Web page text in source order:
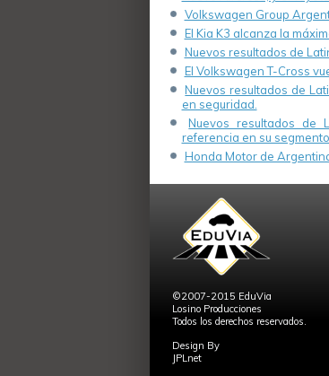
Volkswagen Group
El Kia K3 alcanza la
Nuevos resultados de
El Volkswagen T-Cross
Nuevos resultados de
en seguridad.
Nuevos resultados de
referencia en su
Honda Motor de
©2007-2015 EduVia
Losino Producciones
Todos los derechos reservados.
Design By
JPLnet